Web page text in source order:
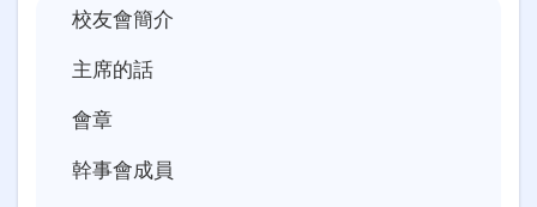
校友會簡介
主席的話
會章
幹事會成員